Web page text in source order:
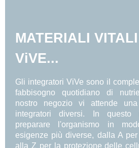
MATERIALI
ViVE...
Gli integratori ViVe sono il
fabbisogno quotidiano di
nostro negozio vi attende
integratori diversi. In questo
preparare l'organismo in
esigenze più diverse, dalla A
alla Z per la protezione delle